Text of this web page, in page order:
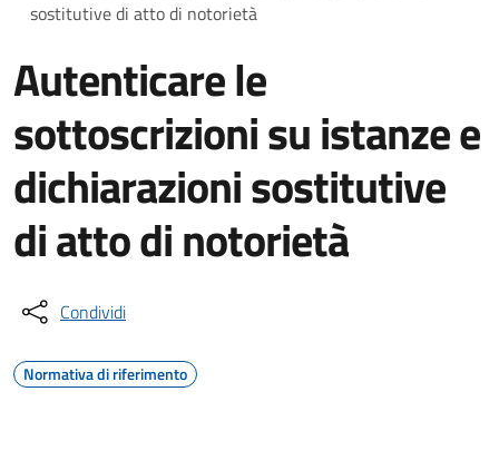
sostitutive di atto di notorietà
Autenticare le
sottoscrizioni su istanze e
dichiarazioni sostitutive
di atto di notorietà
Condividi
Normativa di riferimento